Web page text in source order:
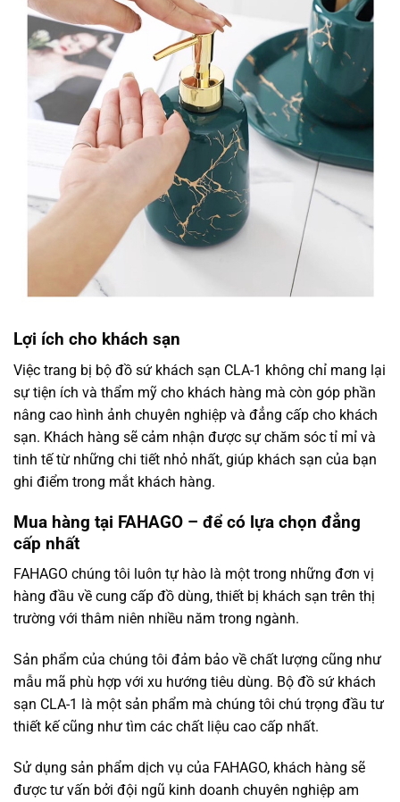
Lợi ích cho khách sạn
Việc trang bị bộ đồ sứ khách sạn CLA-1 không chỉ mang lại
sự tiện ích và thẩm mỹ cho khách hàng mà còn góp phần
nâng cao hình ảnh chuyên nghiệp và đẳng cấp cho khách
sạn. Khách hàng sẽ cảm nhận được sự chăm sóc tỉ mỉ và
tinh tế từ những chi tiết nhỏ nhất, giúp khách sạn của bạn
ghi điểm trong mắt khách hàng.
Mua hàng tại FAHAGO – để có lựa chọn đẳng
cấp nhất
FAHAGO chúng tôi luôn tự hào là một trong những đơn vị
hàng đầu về cung cấp đồ dùng, thiết bị khách sạn trên thị
trường với thâm niên nhiều năm trong ngành.
Sản phẩm của chúng tôi đảm bảo về chất lượng cũng như
mẫu mã phù hợp với xu hướng tiêu dùng. Bộ đồ sứ khách
sạn CLA-1 là một sản phẩm mà chúng tôi chú trọng đầu tư
thiết kế cũng như tìm các chất liệu cao cấp nhất.
Sử dụng sản phẩm dịch vụ của FAHAGO, khách hàng sẽ
được tư vấn bởi đội ngũ kinh doanh chuyên nghiệp am